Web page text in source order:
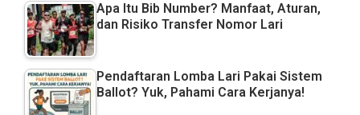
Apa Itu Bib Number? Manfaat, Aturan,
dan Risiko Transfer Nomor Lari
Pendaftaran Lomba Lari Pakai Sistem
Ballot? Yuk, Pahami Cara Kerjanya!